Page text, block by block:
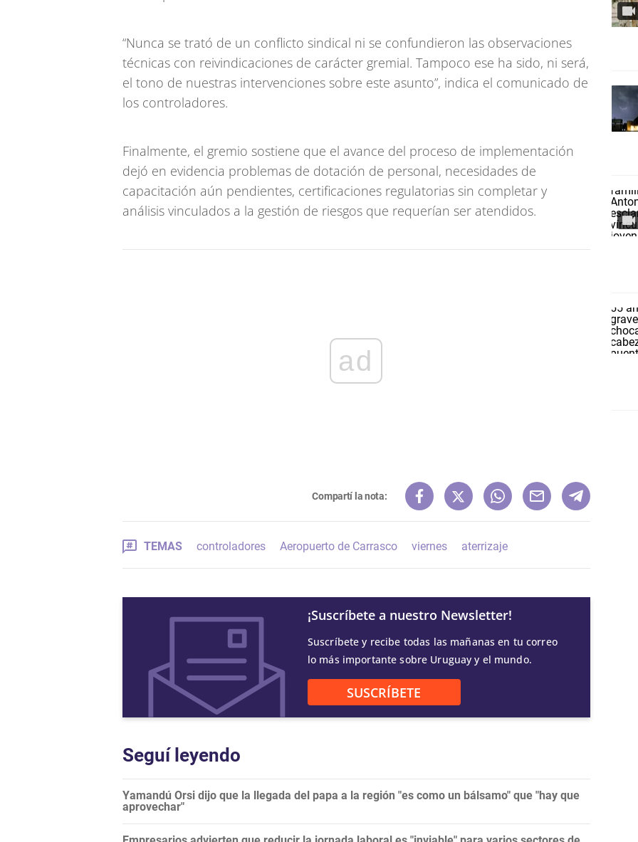
“Nunca se trató de un conflicto sindical ni se confundieron las observaciones
técnicas con reivindicaciones de carácter gremial. Tampoco ese ha sido, ni será,
el tono de nuestras intervenciones sobre este asunto”, indica el comunicado de
los controladores.
Finalmente, el gremio sostiene que el avance del proceso de implementación
dejó en evidencia problemas de dotación de personal, necesidades de
capacitación aún pendientes, certificaciones regulatorias sin completar y
análisis vinculados a la gestión de riesgos que requerían ser atendidos.
ad
Compartí la nota:
TEMAS controladores Aeropuerto de Carrasco viernes aterrizaje
¡Suscríbete a nuestro Newsletter!
Suscríbete y recibe todas las mañanas en tu correo
lo más importante sobre Uruguay y el mundo.
SUSCRÍBETE
Seguí leyendo
Yamandú Orsi dijo que la llegada del papa a la región "es como un bálsamo" que "hay que
aprovechar"